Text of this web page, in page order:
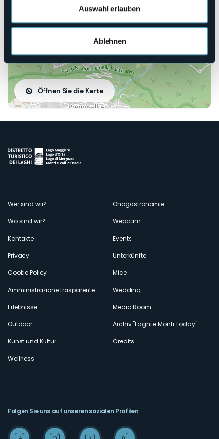
Auswahl erlauben
Ablehnen
Öffnen Sie die Karte
Menù
secondario
Wer sind wir?
Wo sind wir?
Kontakte
Privacy
Cookie Policy
Amministrazione trasparente
Erlebnisse
Outdoor
Kunst und Kultur
Wellness
Önogastronomie
Webcam
Events
Unterkünfte
Mice
Wedding
Media Room
Archiv "Laghi e Monti Today"
Credits
Folgen Sie uns auf unseren sozialen Profilen